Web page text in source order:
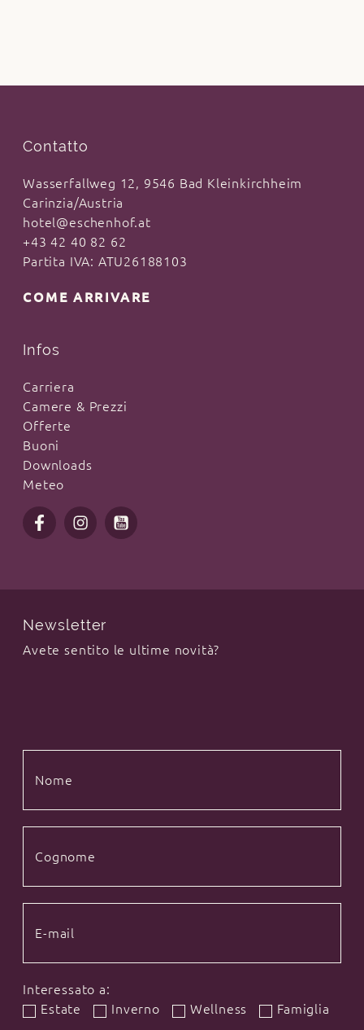
Contatto
Wasserfallweg 12, 9546 Bad Kleinkirchheim
Carinzia/Austria
hotel@eschenhof.at
+43 42 40 82 62
Partita IVA: ATU26188103
COME ARRIVARE
Infos
Carriera
Camere & Prezzi
Offerte
Buoni
Downloads
Meteo
Newsletter
Avete sentito le ultime novità?
Interessato a:
Estate
Inverno Wellness Famiglia